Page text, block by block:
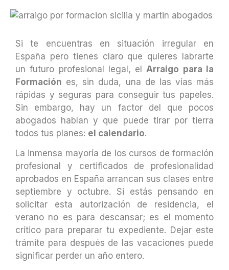
Si te encuentras en situación irregular en
España pero tienes claro que quieres labrarte
un futuro profesional legal, el Arraigo para la
Formación es, sin duda, una de las vías más
rápidas y seguras para conseguir tus papeles.
Sin embargo, hay un factor del que pocos
abogados hablan y que puede tirar por tierra
todos tus planes: el calendario.
La inmensa mayoría de los cursos de formación
profesional y certificados de profesionalidad
aprobados en España arrancan sus clases entre
septiembre y octubre. Si estás pensando en
solicitar esta autorización de residencia, el
verano no es para descansar; es el momento
crítico para preparar tu expediente. Dejar este
trámite para después de las vacaciones puede
significar perder un año entero.